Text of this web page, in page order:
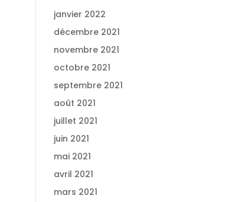
janvier 2022
décembre 2021
novembre 2021
octobre 2021
septembre 2021
août 2021
juillet 2021
juin 2021
mai 2021
avril 2021
mars 2021